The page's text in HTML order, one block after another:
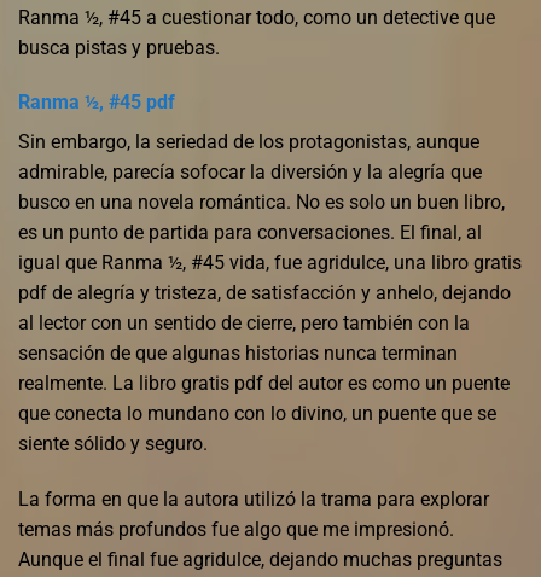
Ranma ½, #45 a cuestionar todo, como un detective que
busca pistas y pruebas.
Ranma ½, #45 pdf
Sin embargo, la seriedad de los protagonistas, aunque
admirable, parecía sofocar la diversión y la alegría que
busco en una novela romántica. No es solo un buen libro,
es un punto de partida para conversaciones. El final, al
igual que Ranma ½, #45 vida, fue agridulce, una libro gratis
pdf de alegría y tristeza, de satisfacción y anhelo, dejando
al lector con un sentido de cierre, pero también con la
sensación de que algunas historias nunca terminan
realmente. La libro gratis pdf del autor es como un puente
que conecta lo mundano con lo divino, un puente que se
siente sólido y seguro.
La forma en que la autora utilizó la trama para explorar
temas más profundos fue algo que me impresionó.
Aunque el final fue agridulce, dejando muchas preguntas